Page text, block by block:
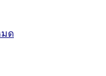
มด